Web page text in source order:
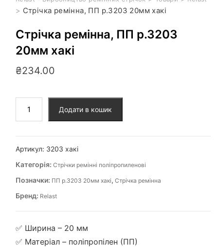
> Стрічка ремінна, ПП р.3203 20мм хакі
Стрічка ремінна, ПП р.3203
20мм хакі
₴234.00
Додати в кошик
Артикул: 3203 хакі
Категорія: Стрічки ремінні поліпропиленові
Позначки: ПП р.3203 20мм хакі, Стрічка ремінна
Бренд: Relast
✅ Ширина – 20 мм
✅ Матеріал – поліпропілен (ПП)